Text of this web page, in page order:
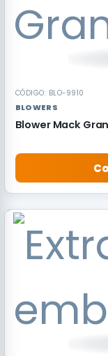
CÓDIGO: BLO-9910
BLOWERS
Blower Mack
RECOMENDADO